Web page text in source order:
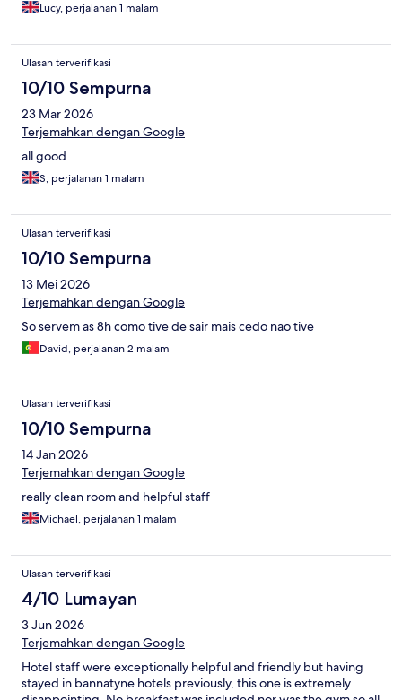
Lucy, perjalanan 1 malam
Ulasan terverifikasi
10/10 Sempurna
23 Mar 2026
Terjemahkan dengan Google
all good
S, perjalanan 1 malam
Ulasan terverifikasi
10/10 Sempurna
13 Mei 2026
Terjemahkan dengan Google
So servem as 8h como tive de sair mais cedo nao tive
David, perjalanan 2 malam
Ulasan terverifikasi
10/10 Sempurna
14 Jan 2026
Terjemahkan dengan Google
really clean room and helpful staff
Michael, perjalanan 1 malam
Ulasan terverifikasi
4/10 Lumayan
3 Jun 2026
Terjemahkan dengan Google
Hotel staff were exceptionally helpful and friendly but having
stayed in bannatyne hotels previously, this one is extremely